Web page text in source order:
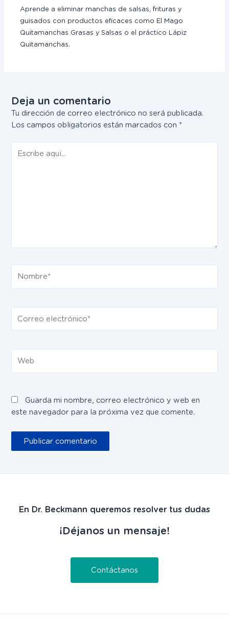
Aprende a eliminar manchas de salsas, frituras y
guisados con productos eficaces como El Mago
Quitamanchas Grasas y Salsas o el práctico Lápiz
Quitamanchas.
Deja un comentario
Tu dirección de correo electrónico no será publicada.
Los campos obligatorios están marcados con *
aquí...
electrónico*
Guarda mi nombre, correo electrónico y web en
este navegador para la próxima vez que comente.
En Dr. Beckmann queremos resolver tus dudas
¡Déjanos un mensaje!
Contáctanos